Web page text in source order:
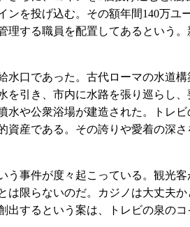
を投げ込む。その額年間140万ユー
理する職員を配置してあるという。
水口であった。古代ローマの水道構
を引き、市内に水路を張り巡らし、
水や公衆浴場が建造された。トレビ
資産である。その誇りや愛着の深さ
事件が度々起こっている。観光客
は限らないのだ。カジノは大丈夫か
出するという案は、トレビの泉のコ